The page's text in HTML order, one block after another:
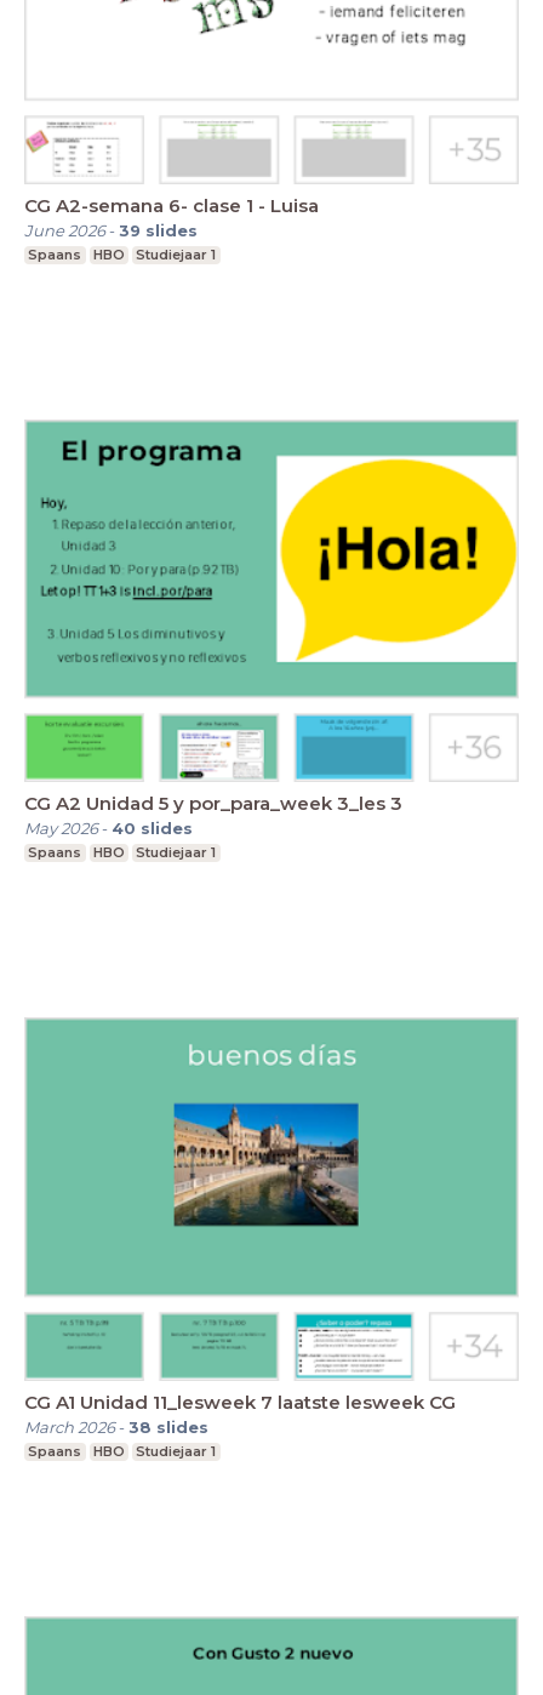
CG A2-semana 6- clase 1 - Luisa
June 2026-39 slides
Spaans HBO Studiejaar 1
CG A2 Unidad 5 y por_para_week 3_les 3
May 2026- 40 slides
Spaans HBO Studiejaar 1
CG A1 Unidad 11_lesweek 7 laatste lesweek CG
March 2026-38 slides
Spaans HBO Studiejaar 1